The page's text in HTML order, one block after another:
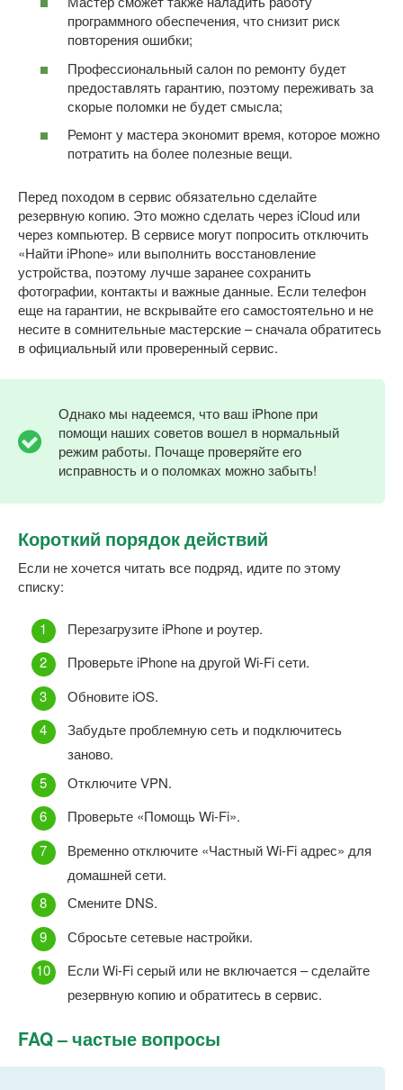
программного обеспечения, что снизит риск
повторения ошибки;
Профессиональный салон по ремонту будет
предоставлять гарантию, поэтому переживать за
скорые поломки не будет смысла;
Ремонт у мастера экономит время, которое можно
потратить на более полезные вещи.
Перед походом в сервис обязательно сделайте
резервную копию. Это можно сделать через iCloud или
через компьютер. В сервисе могут попросить отключить
«Найти iPhone» или выполнить восстановление
устройства, поэтому лучше заранее сохранить
фотографии, контакты и важные данные. Если телефон
еще на гарантии, не вскрывайте его самостоятельно и не
несите в сомнительные мастерские – сначала обратитесь
в официальный или проверенный сервис.
Однако мы надеемся, что ваш iPhone при
помощи наших советов вошел в нормальный
режим работы. Почаще проверяйте его
исправность и о поломках можно забыть!
Короткий порядок действий
Если не хочется читать все подряд, идите по этому
списку:
Перезагрузите iPhone и роутер.
Проверьте iPhone на другой Wi-Fi сети.
Обновите iOS.
Забудьте проблемную сеть и подключитесь
заново.
Отключите VPN.
Проверьте «Помощь Wi-Fi».
Временно отключите «Частный Wi-Fi адрес» для
домашней сети.
Смените DNS.
Сбросьте сетевые настройки.
Если Wi-Fi серый или не включается – сделайте
резервную копию и обратитесь в сервис.
FAQ – частые вопросы